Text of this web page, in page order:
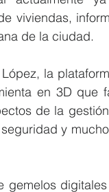
viviendas,
de la ciudad.
la
en 3D que
de la
y
gemelos